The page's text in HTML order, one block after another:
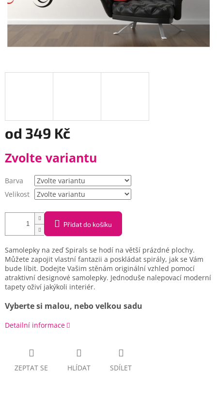
od 349 Kč
cena:
Zvolte variantu
Barva
Velikost
Přidat do košíku
Samolepky na zeď Spirals se hodí na větší prázdné plochy.
Můžete zapojit vlastní fantazii a poskládat spirály, jak se Vám
bude líbit. Dodejte Vašim stěnám originální vzhled pomocí
atraktivní designové samolepky. Jednoduše nalepovací moderní
tapety oživí jakýkoli interiér.
Vyberte si malou, nebo velkou sadu
Detailní informace
ZEPTAT SE HLÍDAT SDÍLET